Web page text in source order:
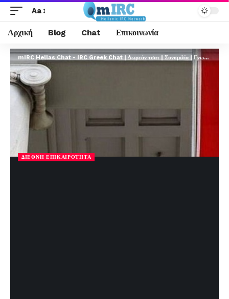
Aa
Αρχική Blog Chat Επικοινωνία
mIRC Hellas Chat - IRC Greek Chat | Δωρεάν τσατ | Συνομιλία | Γνωριμίες | FREE
ΔΙΕΘΝΉ ΕΠΙΚΑΙΡΌΤΗΤΑ